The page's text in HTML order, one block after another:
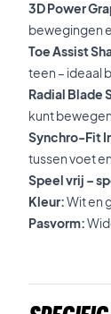
3D Power
bewegingen
Toe Assist
teen – ideaal
Radial Blade
kunt bewegen.
Synchro-Fit
tussen voet
Speel vrij –
Kleur:Wit en
Pasvorm: